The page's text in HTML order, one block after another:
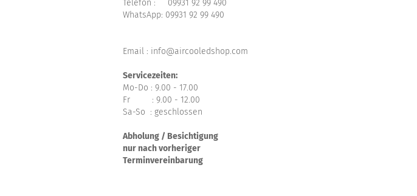
Telefon : 09931 92 99 490
WhatsApp: 09931 92 99 490
Email : info@aircooledshop.com
Servicezeiten:
Mo-Do : 9.00 - 17.00
Fr : 9.00 - 12.00
Sa-So : geschlossen
Abholung / Besichtigung
nur nach vorheriger
Terminvereinbarung